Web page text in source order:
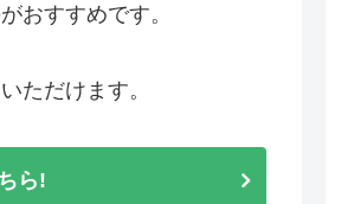
おすすめです。
ただけます。
ら!